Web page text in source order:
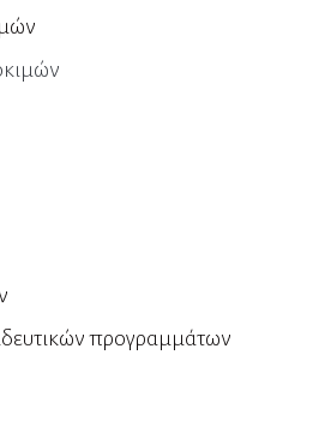
προγραμμάτων